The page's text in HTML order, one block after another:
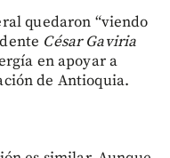
quedaron “viendo
César Gaviria
en apoyar a
de Antioquia.